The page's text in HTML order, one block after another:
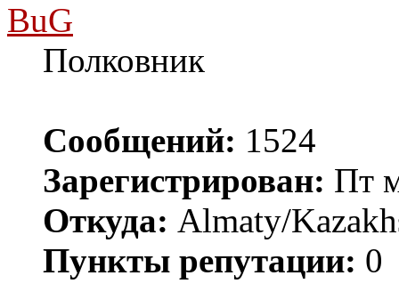
BuG
Полковник
Сообщений: 1524
Зарегистрирован: Пт
Откуда: Almaty/
Пункты репутации: 0